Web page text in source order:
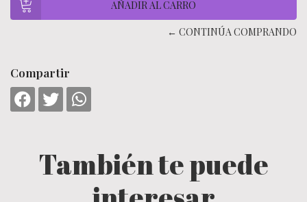
← CONTINÚA COMPRANDO
Compartir
También te puede